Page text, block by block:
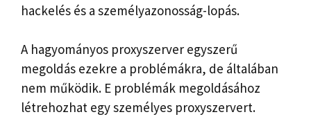
hackelés és a személyazonosság-lopás.
A hagyományos proxyszerver egyszerű
megoldás ezekre a problémákra, de általában
nem működik. E problémák megoldásához
létrehozhat egy személyes proxyszervert.